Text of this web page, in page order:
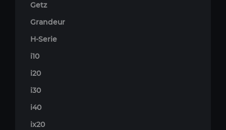
Getz
Grandeur
H-Serie
i10
i20
i30
i40
ix20